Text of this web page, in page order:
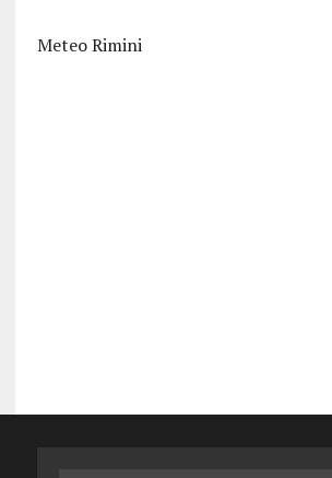
Meteo Rimini